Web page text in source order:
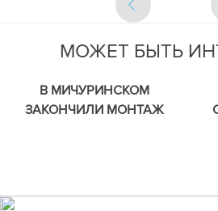
МОЖЕТ БЫТЬ
В МИЧУРИНСКОМ
ЗАКОНЧИЛИ МОНТАЖ